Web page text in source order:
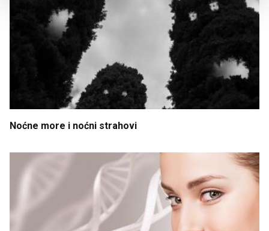
Noćne more i noćni strahovi